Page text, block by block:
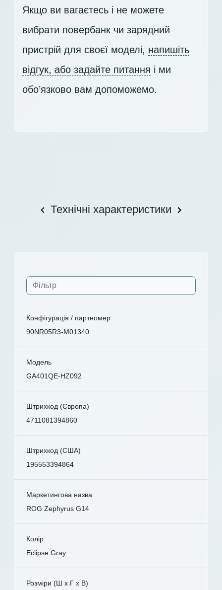
Якщо ви вагаєтесь і не можете
вибрати повербанк чи зарядний
пристрій для своєї моделі, напишіть
відгук, або задайте питання і ми
обо’язково вам допоможемо.
Технічні характеристики
Конфігурація / партномер
90NR05R3-M01340
Модель
GA401QE-HZ092
Штрихкод (Європа)
4711081394860
Штрихкод (США)
195553394864
Маркетингова назва
ROG Zephyrus G14
Колір
Eclipse Gray
Розміри (Ш x Г x В)